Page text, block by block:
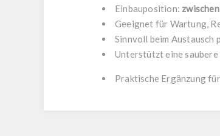
Einbauposition:
Geeignet für Wartung,
Sinnvoll beim
Unterstützt eine
Praktische Ergänzung